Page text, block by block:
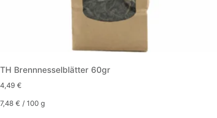
TH Brennnesselblätter 60gr
4,49 €
7,48 € / 100 g